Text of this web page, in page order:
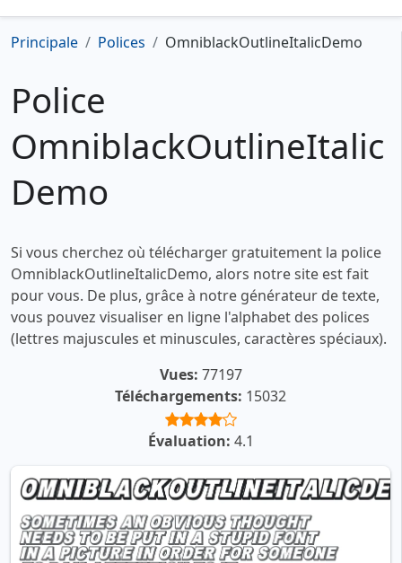
Principale Polices OmniblackOutlineItalicDemo
Police
OmniblackOutlineItalic
Demo
Si vous cherchez où télécharger gratuitement la police
OmniblackOutlineItalicDemo, alors notre site est fait
pour vous. De plus, grâce à notre générateur de texte,
vous pouvez visualiser en ligne l'alphabet des polices
(lettres majuscules et minuscules, caractères spéciaux).
Vues: 77197
Téléchargements: 15032
Évaluation: 4.1